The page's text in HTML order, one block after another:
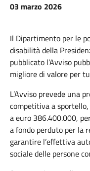
03 marzo 2026
Il Dipartimento per le
disabilità della
pubblicato l’Avviso
migliore di valore per
L’Avviso prevede una
competitiva a
a euro 386.400.000,
a fondo perduto per la
garantire l’effettiva
sociale delle persone